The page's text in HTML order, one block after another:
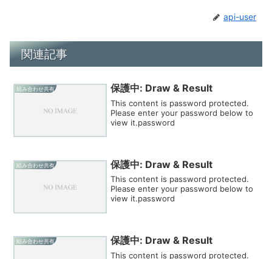
api-user
関連記事
組み合わせ共有 保護中: Draw & Result
This content is password protected.
Please enter your password below to
view it.password
組み合わせ共有 保護中: Draw & Result
This content is password protected.
Please enter your password below to
view it.password
組み合わせ共有 保護中: Draw & Result
This content is password protected.